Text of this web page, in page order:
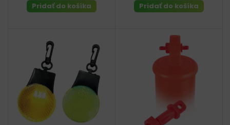
Pridať do košíka Pridať do košíka